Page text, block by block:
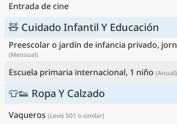
Entrada de cine
🧸 Cuidado Infantil Y Educación
Preescolar o jardín de infancia privado,
(Mensual)
Escuela primaria internacional, 1 niño (Anual)
👕👟 Ropa Y Calzado
Vaqueros (Levis 501 o similar)